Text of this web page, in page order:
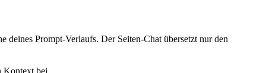
deines Prompt-Verlaufs. Der Seiten-Chat übersetzt nur den